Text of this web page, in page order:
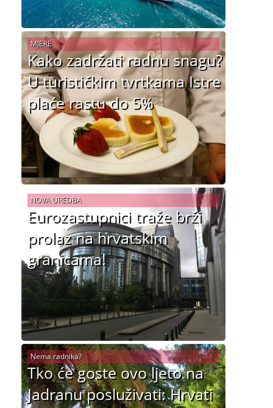
Kako zadržati radnu snagu?
U turističkim tvrtkama Istre
plaće rastu do 5%
MJERE
Eurozastupnici traže brži
prolaz na hrvatskim
granicama!
NOVA UREDBA
Tko će goste ovo ljeto na
Jadranu posluživati: Hrvati
Nema radnika?